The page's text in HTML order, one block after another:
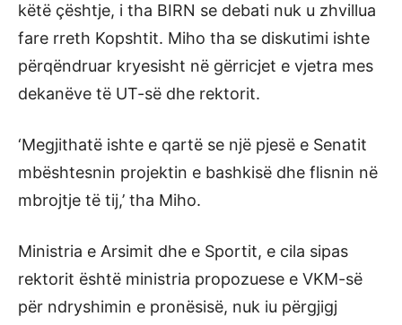
këtë çështje, i tha BIRN se debati nuk u zhvillua
fare rreth Kopshtit. Miho tha se diskutimi ishte
përqëndruar kryesisht në gërricjet e vjetra mes
dekanëve të UT-së dhe rektorit.
‘Megjithatë ishte e qartë se një pjesë e Senatit
mbështesnin projektin e bashkisë dhe flisnin në
mbrojtje të tij,’ tha Miho.
Ministria e Arsimit dhe e Sportit, e cila sipas
rektorit është ministria propozuese e VKM-së
për ndryshimin e pronësisë, nuk iu përgjigj